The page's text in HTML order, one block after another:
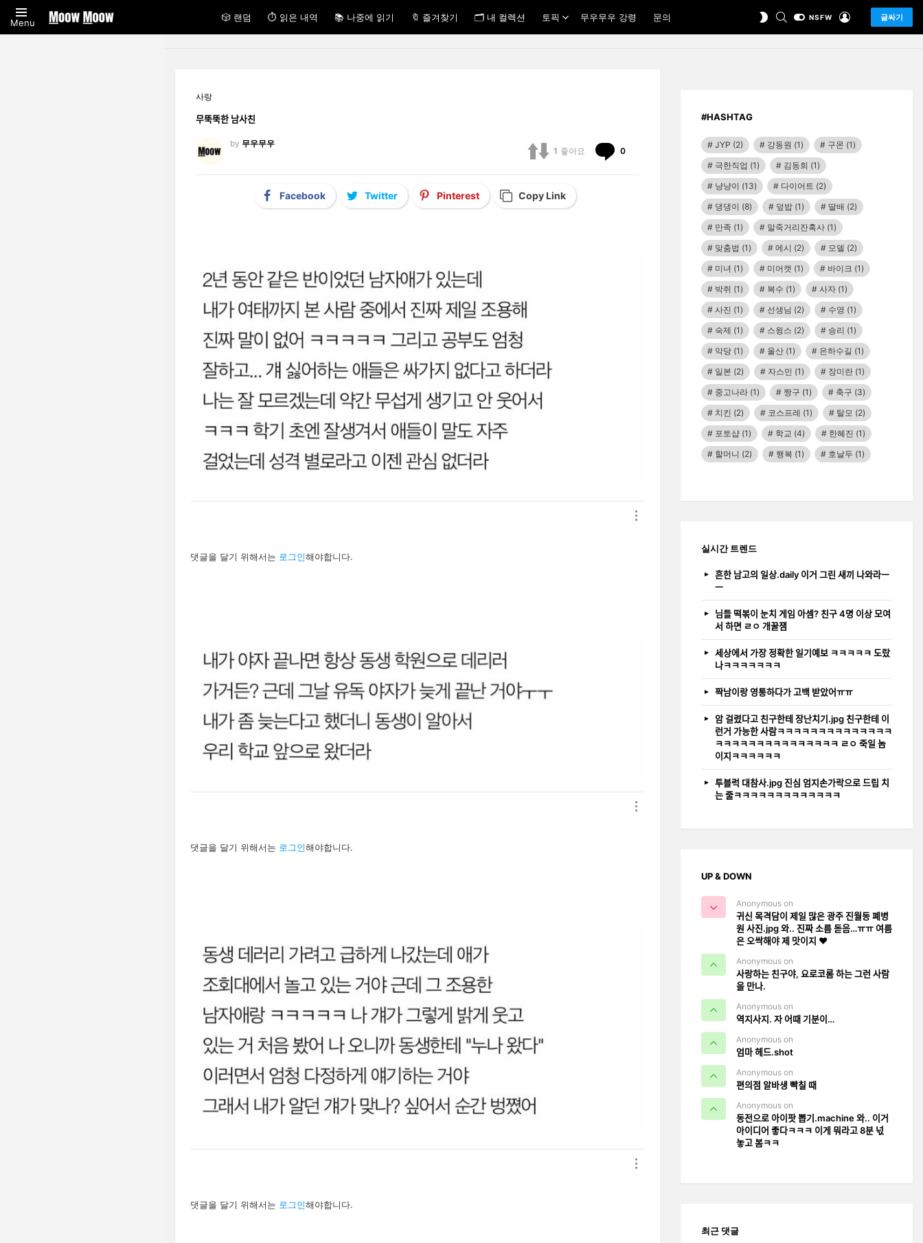
Menu 🎲 랜덤 ⏱ 읽은 내역 📚 나중에 읽기 🔖 즐겨찾기 🗂 내 컬렉션 토픽 무우무우 강령 문의
SWITCHSEARCHNSFW 글싸기
사랑
무뚝뚝한 남사친
by 무우무우
1 좋아요 0
Facebook Twitter Pinterest Copy Link
답
글
댓글을 달기 위해서는 로그인해야합니다.
답
글
댓글을 달기 위해서는 로그인해야합니다.
답
글
댓글을 달기 위해서는 로그인해야합니다.
#HASHTAG
JYP (2) 강동원 (1) 구몬 (1)
극한직업 (1) 김동희 (1)
냥냥이 (13) 다이어트 (2)
댕댕이 (8) 덮밥 (1) 딸배 (2)
만족 (1) 말죽거리잔혹사 (1)
맞춤법 (1) 메시 (2) 모델 (2)
미녀 (1) 미어캣 (1) 바이크 (1)
박쥐 (1) 복수 (1) 사자 (1)
사진 (1) 선생님 (2) 수영 (1)
숙제 (1) 스윙스 (2) 승리 (1)
악당 (1) 울산 (1) 은하수길 (1)
일본 (2) 자스민 (1) 장미란 (1)
중고나라 (1) 짱구 (1) 축구 (3)
치킨 (2) 코스프레 (1) 탈모 (2)
포토샵 (1) 학교 (4) 한혜진 (1)
할머니 (2) 행복 (1) 호날두 (1)
실시간 트렌드
흔한 남고의 일상.daily 이거 그린 새끼 나와라ㅡ
ㅡ
님들 떡볶이 눈치 게임 아셈? 친구 4명 이상 모여
서 하면 ㄹㅇ 개꿀잼
세상에서 가장 정확한 일기예보 ㅋㅋㅋㅋㅋ 도랐
나ㅋㅋㅋㅋㅋㅋㅋ
짝남이랑 영통하다가 고백 받았어ㅠㅠ
암 걸렸다고 친구한테 장난치기.jpg 친구한테 이
런거 가능한 사람ㅋㅋㅋㅋㅋㅋㅋㅋㅋㅋㅋㅋㅋㅋ
ㅋㅋㅋㅋㅋㅋㅋㅋㅋㅋㅋㅋㅋㅋㅋ ㄹㅇ 죽일 놈
이지ㅋㅋㅋㅋㅋㅋ
투블럭 대참사.jpg 진심 엄지손가락으로 드립 치
는 줄ㅋㅋㅋㅋㅋㅋㅋㅋㅋㅋㅋㅋㅋ
UP & DOWN
Anonymous on
귀신 목격담이 제일 많은 광주 진월동 폐병
원 사진.jpg 와.. 진짜 소름 돋음…ㅠㅠ 여름
은 오싹해야 제 맛이지 ❤️
Anonymous on
사랑하는 친구야, 요로코롬 하는 그런 사람
을 만나.
Anonymous on
역지사지. 자 어때 기분이…
Anonymous on
엄마 헤드.shot
Anonymous on
편의점 알바생 빡칠 때
Anonymous on
동전으로 아이팟 뽑기.machine 와.. 이거
아이디어 좋다ㅋㅋㅋ 이게 뭐라고 8분 넋
놓고 봄ㅋㅋ
최근 댓글